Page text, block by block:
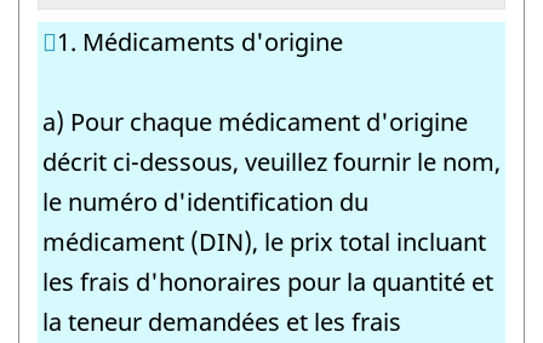
1. Médicaments d'origine
a) Pour chaque médicament d'origine
décrit ci-dessous, veuillez fournir le nom,
le numéro d'identification du
médicament (DIN), le prix total incluant
les frais d'honoraires pour la quantité et
la teneur demandées et les frais